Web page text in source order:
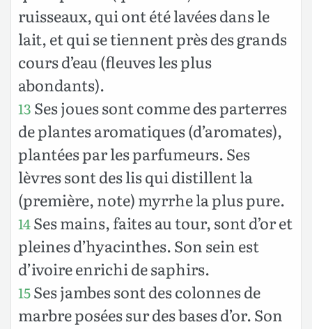
ruisseaux, qui ont été lavées dans le
lait, et qui se tiennent près des grands
cours d’eau (fleuves les plus
abondants).
13 Ses joues sont comme des parterres
de plantes aromatiques (d’aromates),
plantées par les parfumeurs. Ses
lèvres sont des lis qui distillent la
(première, note) myrrhe la plus pure.
14Ses mains, faites au tour, sont d’or et
pleines d’hyacinthes. Son sein est
d’ivoire enrichi de saphirs.
15Ses jambes sont des colonnes de
marbre posées sur des bases d’or. Son